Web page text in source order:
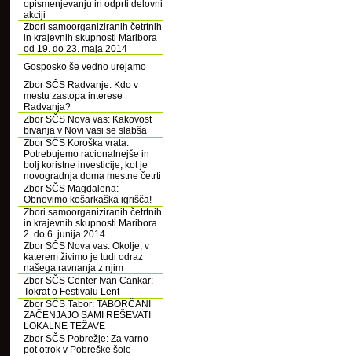
opismenjevanju in odprti delovni
akciji
Zbori samoorganiziranih četrtnih
in krajevnih skupnosti Maribora
od 19. do 23. maja 2014
Gosposko še vedno urejamo
Zbor SČS Radvanje: Kdo v
mestu zastopa interese
Radvanja?
Zbor SČS Nova vas: Kakovost
bivanja v Novi vasi se slabša
Zbor SČS Koroška vrata:
Potrebujemo racionalnejše in
bolj koristne investicije, kot je
novogradnja doma mestne četrti
Zbor SČS Magdalena:
Obnovimo košarkaška igrišča!
Zbori samoorganiziranih četrtnih
in krajevnih skupnosti Maribora
2. do 6. junija 2014
Zbor SČS Nova vas: Okolje, v
katerem živimo je tudi odraz
našega ravnanja z njim
Zbor SČS Center Ivan Cankar:
Tokrat o Festivalu Lent
Zbor SČS Tabor: TABORČANI
ZAČENJAJO SAMI REŠEVATI
LOKALNE TEŽAVE
Zbor SČS Pobrežje: Za varno
pot otrok v Pobreške šole